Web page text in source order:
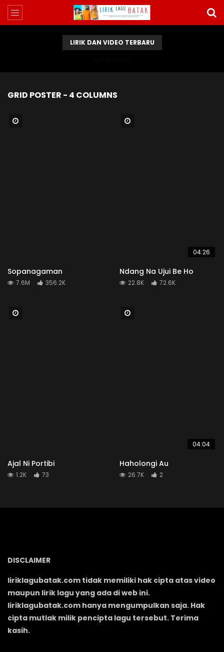
LIRIK DAN VIDEO TERBARU
GRID POSTER - 4 COLUMNS
Sopanagaman
7.6M 356.2K
04:26
Ndang Na Ujui Be Ho
22.8K 72.6K
Ajal Ni Portibi
1.2K 73
04:04
Haholongi Au
26.7K 2
DISCLAIMER
liriklagubatak.com tidak memiliki hak cipta atas video
maupun lirik lagu yang ada di web ini.
liriklagubatak.com hanya mengumpulkan saja. Hak
cipta mutlak milik pencipta lagu tersebut. Terima
kasih.